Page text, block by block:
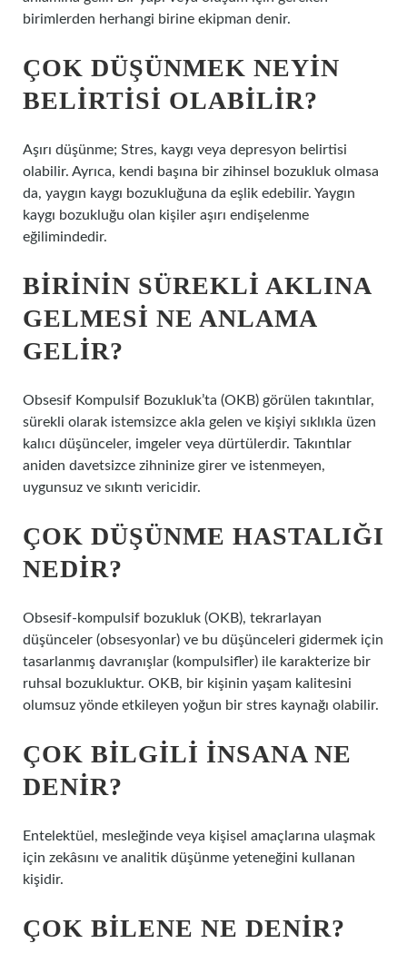
birimlerden herhangi birine ekipman denir.
ÇOK DÜŞÜNMEK NEYIN
BELIRTISI OLABILIR?
Aşırı düşünme; Stres, kaygı veya depresyon belirtisi
olabilir. Ayrıca, kendi başına bir zihinsel bozukluk olmasa
da, yaygın kaygı bozukluğuna da eşlik edebilir. Yaygın
kaygı bozukluğu olan kişiler aşırı endişelenme
eğilimindedir.
BIRININ SÜREKLI AKLINA
GELMESI NE ANLAMA
GELIR?
Obsesif Kompulsif Bozukluk’ta (OKB) görülen takıntılar,
sürekli olarak istemsizce akla gelen ve kişiyi sıklıkla üzen
kalıcı düşünceler, imgeler veya dürtülerdir. Takıntılar
aniden davetsizce zihninize girer ve istenmeyen,
uygunsuz ve sıkıntı vericidir.
ÇOK DÜŞÜNME HASTALIĞI
NEDIR?
Obsesif-kompulsif bozukluk (OKB), tekrarlayan
düşünceler (obsesyonlar) ve bu düşünceleri gidermek için
tasarlanmış davranışlar (kompulsifler) ile karakterize bir
ruhsal bozukluktur. OKB, bir kişinin yaşam kalitesini
olumsuz yönde etkileyen yoğun bir stres kaynağı olabilir.
ÇOK BILGILI INSANA NE
DENIR?
Entelektüel, mesleğinde veya kişisel amaçlarına ulaşmak
için zekâsını ve analitik düşünme yeteneğini kullanan
kişidir.
ÇOK BILENE NE DENIR?